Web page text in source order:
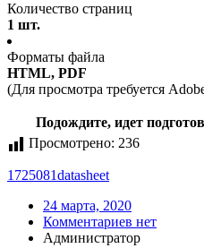
Количество страниц
1 шт.
Форматы файла
HTML, PDF
(Для просмотра требуется
Подождите, идет
Просмотрено: 236
1725081datasheet
24 марта, 2020
Комментариев нет
Администратор